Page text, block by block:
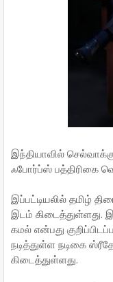
இந்தியாவில்
ஃபோர்ப்ஸ் பத்திரிகை
இப்பட்டியலில் தமிழ்
இடம் கிடைத்துள்ளது.
கமல் என்பது
நடித்துள்ள நடிகை
கிடைத்துள்ளது.